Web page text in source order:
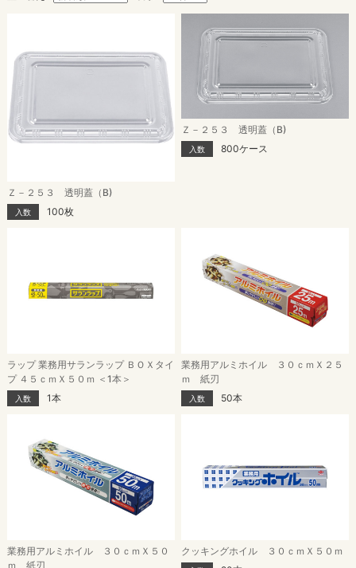
Ｚ－２５３ 透明蓋（B)
入数 100枚
Ｚ－２５３ 透明蓋（B)
入数 800ケース
ラップ 業務用サランラップ ＢＯＸタイ
プ ４５ｃｍＸ５０ｍ ＜1本＞
入数 1本
業務用アルミホイル ３０ｃｍＸ２５
ｍ 紙刃
入数 50本
業務用アルミホイル ３０ｃｍＸ５０
ｍ 紙刃
クッキングホイル ３０ｃｍＸ５０ｍ